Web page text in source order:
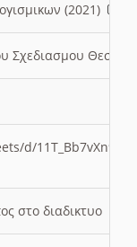
(2021)
Σχεδιασμου
d/
στο διαδικτυο